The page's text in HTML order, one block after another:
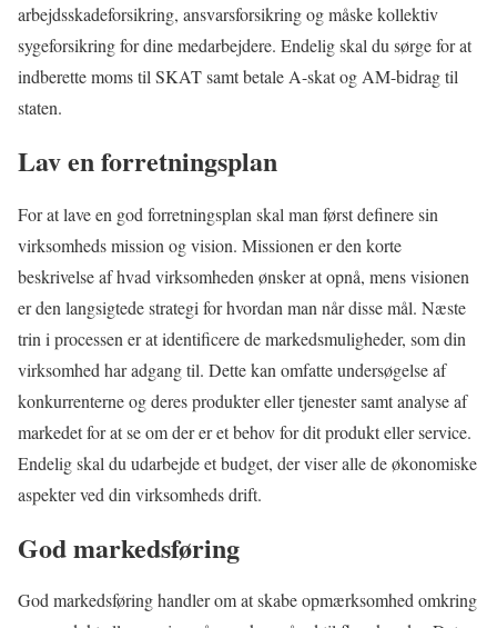
arbejdsskadeforsikring, ansvarsforsikring og måske kollektiv
sygeforsikring for dine medarbejdere. Endelig skal du sørge for at
indberette moms til SKAT samt betale A-skat og AM-bidrag til
staten.
Lav en forretningsplan
For at lave en god forretningsplan skal man først definere sin
virksomheds mission og vision. Missionen er den korte
beskrivelse af hvad virksomheden ønsker at opnå, mens visionen
er den langsigtede strategi for hvordan man når disse mål. Næste
trin i processen er at identificere de markedsmuligheder, som din
virksomhed har adgang til. Dette kan omfatte undersøgelse af
konkurrenterne og deres produkter eller tjenester samt analyse af
markedet for at se om der er et behov for dit produkt eller service.
Endelig skal du udarbejde et budget, der viser alle de økonomiske
aspekter ved din virksomheds drift.
God markedsføring
God markedsføring handler om at skabe opmærksomhed omkring